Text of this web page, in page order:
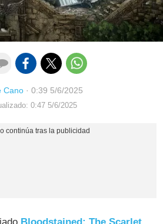
Cano· 0:39 5/6/2025
0:47 5/6/2025